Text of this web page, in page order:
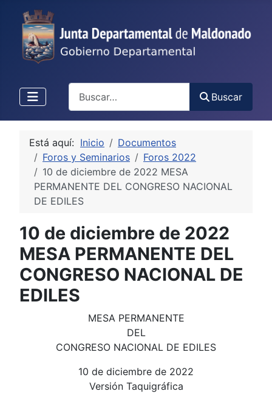
Buscar
Está aquí: Inicio
Documentos
Foros y Seminarios
Foros 2022
10 de diciembre de 2022 MESA
PERMANENTE DEL CONGRESO NACIONAL
DE EDILES
10 de diciembre de 2022
MESA PERMANENTE DEL
CONGRESO NACIONAL DE
EDILES
MESA PERMANENTE
DEL
CONGRESO NACIONAL DE EDILES
10 de diciembre de 2022
Versión Taquigráfica